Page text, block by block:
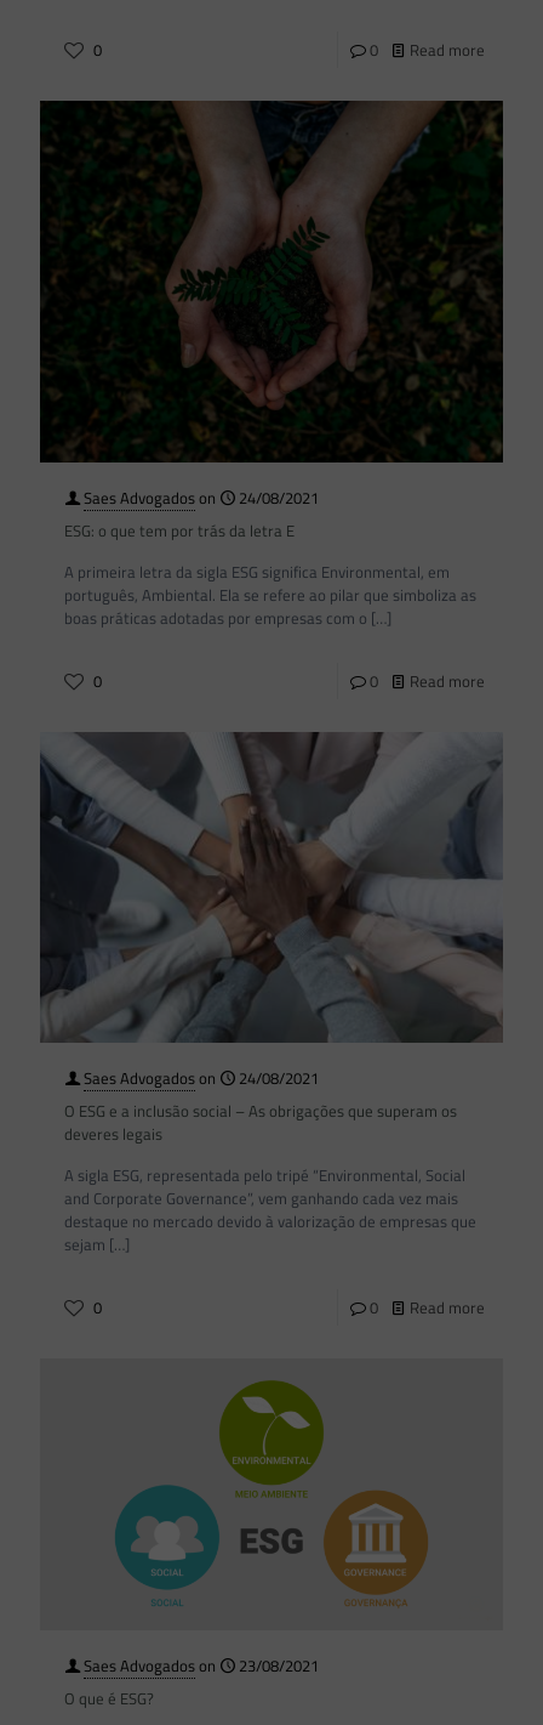
0 0 Read more
Saes Advogadoson
24/08/2021
ESG: o que tem por trás da letra E
A primeira letra da sigla ESG significa Environmental, em
português, Ambiental. Ela se refere ao pilar que simboliza as
boas práticas adotadas por empresas com o […]
0 0 Read more
Saes Advogadoson
24/08/2021
O ESG e a inclusão social – As obrigações que superam os
deveres legais
A sigla ESG, representada pelo tripé “Environmental, Social
and Corporate Governance”, vem ganhando cada vez mais
destaque no mercado devido à valorização de empresas que
sejam […]
0 0 Read more
Saes Advogadoson
23/08/2021
O que é ESG?